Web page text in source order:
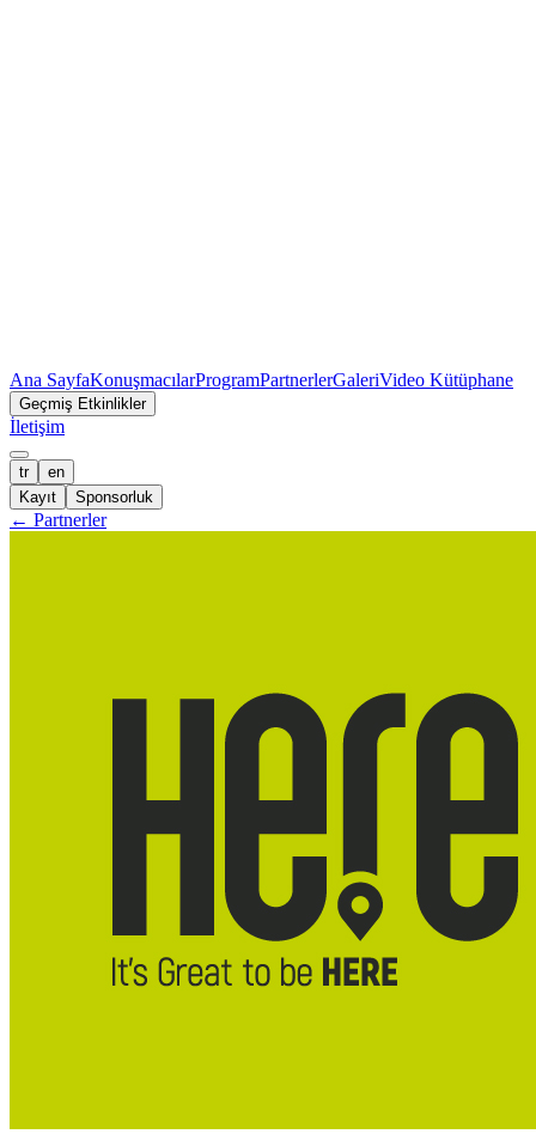
Ana SayfaKonuşmacılarProgramPartnerlerGaleriVideo Kütüphane
Geçmiş Etkinlikler
İletişim
tr
en
Kayıt
Sponsorluk
← Partnerler